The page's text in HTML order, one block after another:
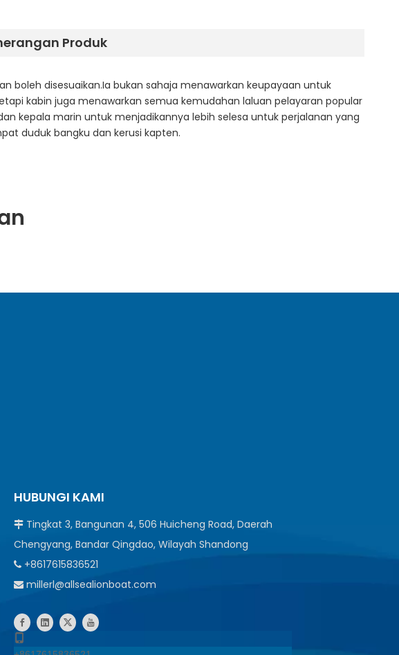
Produk
boleh disesuaikan.Ia bukan sahaja menawarkan keupayaan untuk
kabin juga menawarkan semua kemudahan laluan pelayaran popular
kepala marin untuk menjadikannya lebih selesa untuk perjalanan yang
duduk bangku dan kerusi kapten.
HUBUNGI KAMI
 Tingkat 3, Bangunan 4, 506 Huicheng Road, Daerah
Chengyang, Bandar Qingdao, Wilayah Shandong
 +8617615836521
 millerl@allsealionboat.com